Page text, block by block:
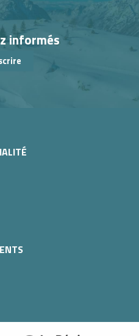
informés